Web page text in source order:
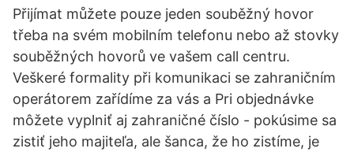
Přijímat můžete pouze jeden souběžný hovor
třeba na svém mobilním telefonu nebo až stovky
souběžných hovorů ve vašem call centru.
Veškeré formality při komunikaci se zahraničním
operátorem zařídíme za vás a Pri objednávke
môžete vyplniť aj zahraničné číslo - pokúsime sa
zistiť jeho majiteľa, ale šanca, že ho zistíme, je